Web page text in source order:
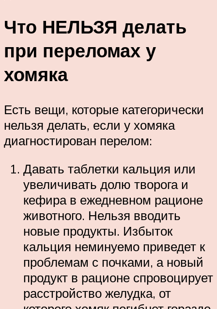
Что НЕЛЬЗЯ делать
при переломах у
хомяка
Есть вещи, которые категорически
нельзя делать, если у хомяка
диагностирован перелом:
Давать таблетки кальция или
увеличивать долю творога и
кефира в ежедневном рационе
животного. Нельзя вводить
новые продукты. Избыток
кальция неминуемо приведет к
проблемам с почками, а новый
продукт в рационе спровоцирует
расстройство желудка, от